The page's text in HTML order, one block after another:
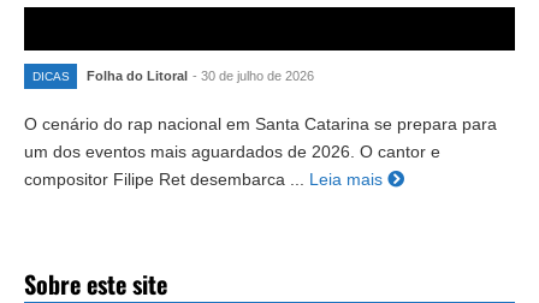
DICAS Folha do Litoral - 30 de julho de 2026
O cenário do rap nacional em Santa Catarina se prepara para
um dos eventos mais aguardados de 2026. O cantor e
compositor Filipe Ret desembarca ...
Leia mais
Sobre este site